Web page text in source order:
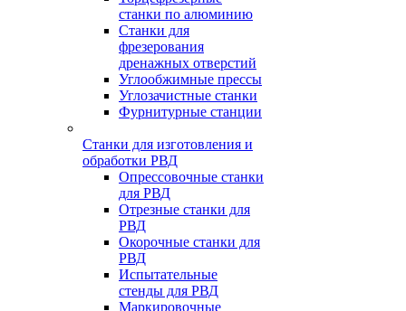
станки по алюминию
Станки для
фрезерования
дренажных отверстий
Углообжимные прессы
Углозачистные станки
Фурнитурные станции
Станки для изготовления и
обработки РВД
Опрессовочные станки
для РВД
Отрезные станки для
РВД
Окорочные станки для
РВД
Испытательные
стенды для РВД
Маркировочные